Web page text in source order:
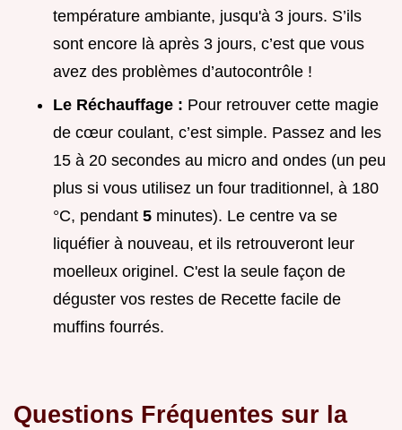
température ambiante, jusqu'à 3 jours. S’ils
sont encore là après 3 jours, c’est que vous
avez des problèmes d’autocontrôle !
Le Réchauffage : Pour retrouver cette magie
de cœur coulant, c’est simple. Passez and les
15 à 20 secondes au micro and ondes (un peu
plus si vous utilisez un four traditionnel, à 180
°C, pendant 5 minutes). Le centre va se
liquéfier à nouveau, et ils retrouveront leur
moelleux originel. C'est la seule façon de
déguster vos restes de Recette facile de
muffins fourrés.
Questions Fréquentes sur la